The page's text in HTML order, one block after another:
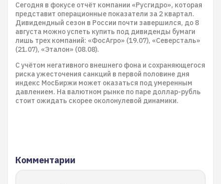
Сегодня в фокусе отчёт компании «Русгидро», которая
представит операционные показатели за 2 квартал.
Дивидендный сезон в России почти завершился, до 8
августа можно успеть купить под дивиденды бумаги
лишь трех компаний: «ФосАгро» (19.07), «Северсталь»
(21.07), «Эталон» (08.08).
С учётом негативного внешнего фона и сохраняющегося
риска ужесточения санкций в первой половине дня
индекс МосБиржи может оказаться под умеренным
давлением. На валютном рынке по паре доллар-рубль
стоит ожидать скорее околонулевой динамики.
Комментарии